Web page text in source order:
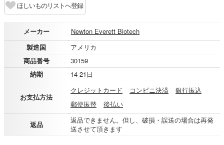
ほしいものリストへ登録
メーカー
Newton Everett Biotech
製造国
アメリカ
商品番号
30159
納期
14-21日
お支払方法
クレジットカード コンビニ決済
銀行振込
郵便振替
後払い
返品
返品できません。但し、破損・誤送の場合は再発
送させて頂きます